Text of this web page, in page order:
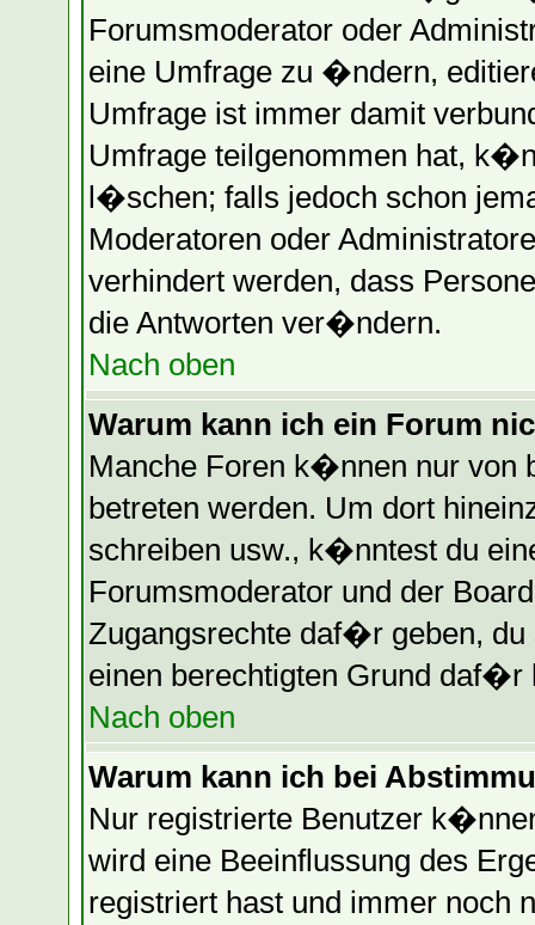
Forumsmoderator oder
eine Umfrage zu �ndern,
Umfrage ist immer damit
Umfrage teilgenommen hat,
l�schen; falls jedoch schon
Moderatoren oder
verhindert werden, dass
die Antworten ver�ndern.
Nach oben
Warum kann ich ein Forum
Manche Foren k�nnen nur von
betreten werden. Um dort
schreiben usw., k�nntest du
Forumsmoderator und der
Zugangsrechte daf�r geben, du
einen berechtigten Grund daf�r
Nach oben
Warum kann ich bei
Nur registrierte Benutzer
wird eine Beeinflussung des
registriert hast und immer noch